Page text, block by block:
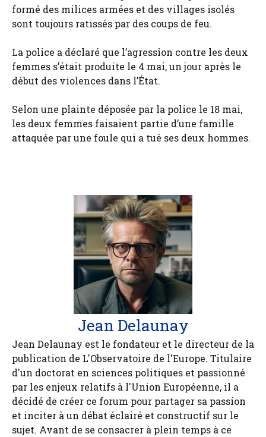
formé des milices armées et des villages isolés
sont toujours ratissés par des coups de feu.
La police a déclaré que l’agression contre les deux
femmes s’était produite le 4 mai, un jour après le
début des violences dans l’État.
Selon une plainte déposée par la police le 18 mai,
les deux femmes faisaient partie d’une famille
attaquée par une foule qui a tué ses deux hommes.
Jean Delaunay
Jean Delaunay est le fondateur et le directeur de la
publication de L'Observatoire de l'Europe. Titulaire
d'un doctorat en sciences politiques et passionné
par les enjeux relatifs à l'Union Européenne, il a
décidé de créer ce forum pour partager sa passion
et inciter à un débat éclairé et constructif sur le
sujet. Avant de se consacrer à plein temps à ce